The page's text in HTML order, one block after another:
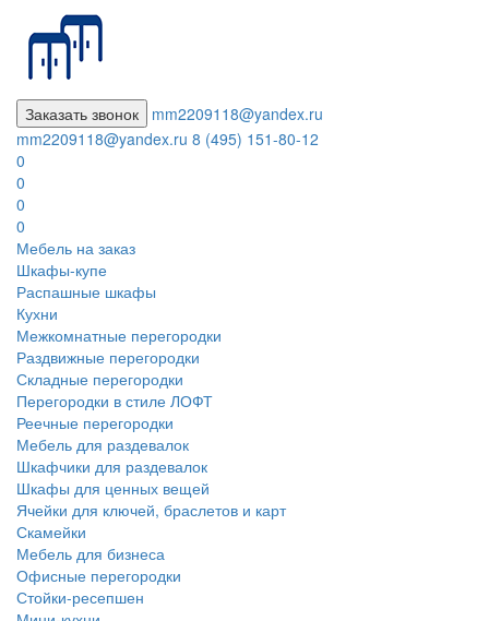
Заказать звонок
mm2209118@yandex.ru
mm2209118@yandex.ru 8 (495) 151-80-12
0
0
0
0
Мебель на заказ
Шкафы-купе
Распашные шкафы
Кухни
Межкомнатные перегородки
Раздвижные перегородки
Складные перегородки
Перегородки в стиле ЛОФТ
Реечные перегородки
Мебель для раздевалок
Шкафчики для раздевалок
Шкафы для ценных вещей
Ячейки для ключей, браслетов и карт
Скамейки
Мебель для бизнеса
Офисные перегородки
Стойки-ресепшен